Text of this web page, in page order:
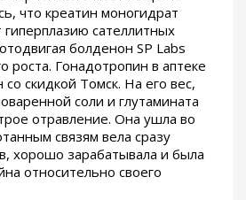
что креатин моногидрат
гиперплазию сателлитных
болденон SP Labs
роста. Гонадотропин в аптеке
скидкой Томск. На его вес,
соли и глутамината
отравление. Она ушла во
связям вела сразу
хорошо зарабатывала и была
относительно своего